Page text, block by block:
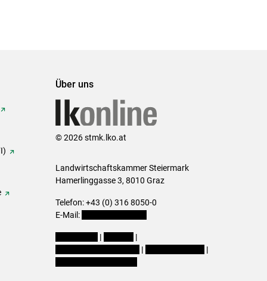
Über uns
© 2026 stmk.lko.at
Landwirtschaftskammer Steiermark
Hamerlinggasse 3, 8010 Graz
Telefon: +43 (0) 316 8050-0
E-Mail:
|
|
|
|